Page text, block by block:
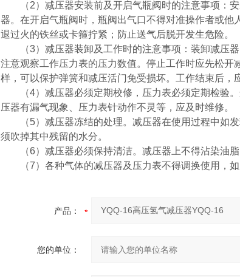
（2）减压器安装前及开启气瓶阀时的注意事项：安
器。在开启气瓶阀时，瓶阀出气口不得对准操作者或
退过火的铁丝或卡箍拧紧；防止送气后脱开发生危险。
（3）减压器装卸及工作时的注意事项：装卸减压器
注意观察工作压力表的压力数值。停止工作时应先松
样，可以保护弹簧和减压活门免受损坏。工作结束后，
（4）减压器必须定期校修，压力表必须定期检验。
压器有漏气现象、压力表针动作不灵等，应及时维修。
（5）减压器冻结的处理。减压器在使用过程中如发
须吹掉其中残留的水分。
（6）减压器必须保持清洁。减压器上不得沾染油脂
（7）各种气体的减压器及压力表不得调换使用，如
产品：
您的单位：